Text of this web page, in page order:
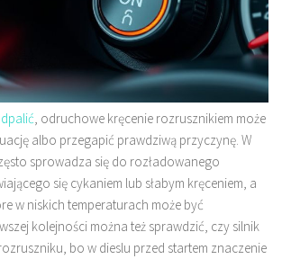
, odruchowe kręcenie rozrusznikiem może
albo przegapić prawdziwą przyczynę. W
sprowadza się do rozładowanego
się cykaniem lub słabym kręceniem, a
w niskich temperaturach może być
kolejności można też sprawdzić, czy silnik
bo w dieslu przed startem znaczenie